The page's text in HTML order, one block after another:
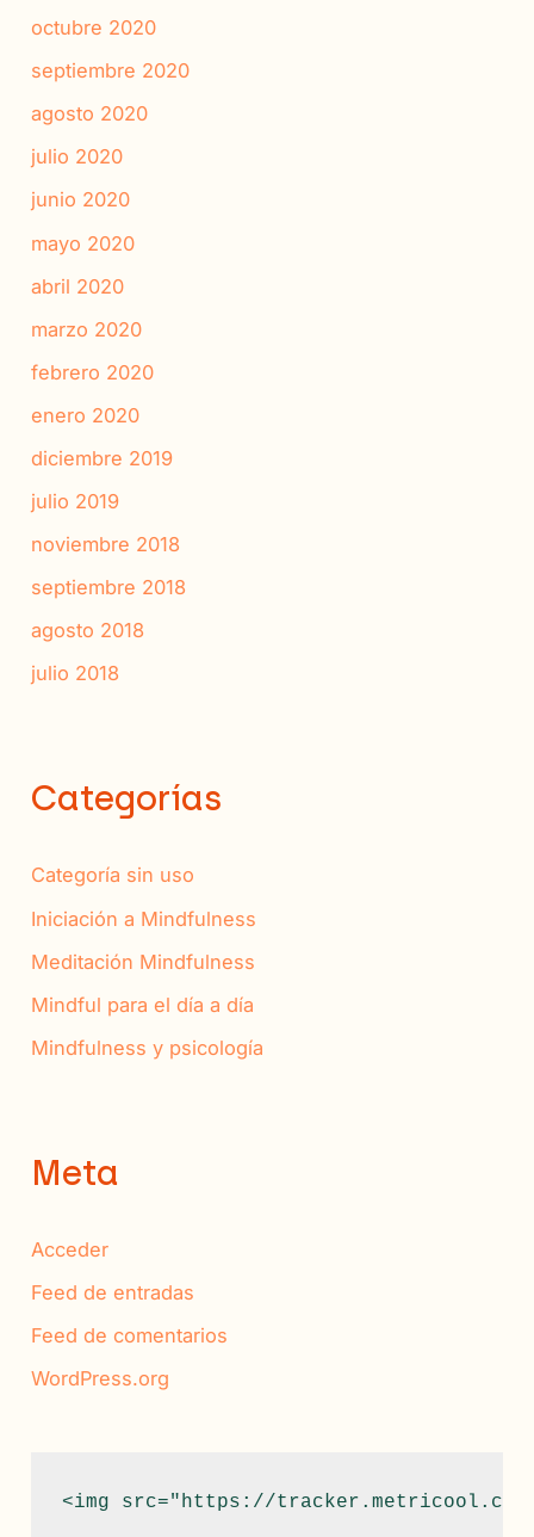
octubre 2020
septiembre 2020
agosto 2020
julio 2020
junio 2020
mayo 2020
abril 2020
marzo 2020
febrero 2020
enero 2020
diciembre 2019
julio 2019
noviembre 2018
septiembre 2018
agosto 2018
julio 2018
Categorías
Categoría sin uso
Iniciación a Mindfulness
Meditación Mindfulness
Mindful para el día a día
Mindfulness y psicología
Meta
Acceder
Feed de entradas
Feed de comentarios
WordPress.org
<img src="https://tracker.metricool.com/